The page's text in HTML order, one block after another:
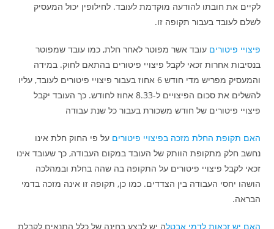
לקיים את חובתו להודעה מוקדמת לעובד. לחילופין יכול המעסיק
לשלם לעובד בעבור תקופה זו.
פיצויי פיטורים עובד אשר מפוטר לאחר חלת, כמו עובד שמפוטר
בנסיבות אחרות זכאי לקבל פיצויי פיטורים בהתאם לחוק. במידה
והמעסיק מפריש מדי חודש 6 אחוז בעבור פיצויי פיטורים לעובד, עליו
להשלים את סכום הפיצויים ל-8.33 אחוז לחודש. כך העובד יקבל
פיצויי פיטורים של חודש משכורת בעבור כל שנת עבודה
האם תקופת החלת מזכה בפיצויי פיטורים על פי החוק חלת אינו
נחשב חלק מתקופת הוותק של העובד במקום העבודה, כך שעובד אינו
זכאי לקבל פיצויי פיטורים על התקופה בה שהה בחלת ובמהלכה
הושהו יחסי העבודה בין הצדדים. כמו כן, תקופה זו אינה מזכה בדמי
הבראה.
האם יש זכאות לדמי אבטלה יש לבצע בחינה של כלל התנאים לקבלת